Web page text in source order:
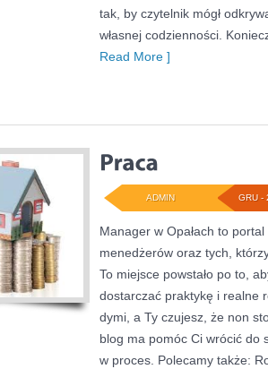
tak, by czytelnik mógł
własnej codzienności.
Read More ]
GRU -
ADMIN
Manager w Opałach to
menedżerów oraz tych,
To miejsce powstało po to,
dostarczać praktykę i realne
dymi, a Ty czujesz, że non
blog ma pomóc Ci wrócić do
w proces. Polecamy także: